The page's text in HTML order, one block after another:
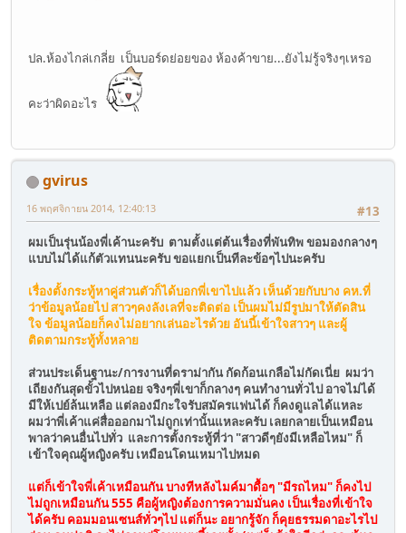
ปล.ห้องไกล่เกลี่ย เป็นบอร์ดย่อยของ ห้องค้าขาย...ยังไม่รู้จริงๆเหรอ
คะว่าผิดอะไร
gvirus
#13
16 พฤศจิกายน 2014, 12:40:13
ผมเป็นรุ่นน้องพี่เค้านะครับ ตามตั้งแต่ต้นเรื่องที่พันทิพ ขอมองกลางๆ
แบบไม่ได้แก้ตัวแทนนะครับ ขอแยกเป็นทีละข้อๆไปนะครับ
เรื่องตั้งกระทู้หาคู่ส่วนตัวก็ได้บอกพี่เขาไปแล้ว เห็นด้วยกับบาง คห.ที่
ว่าข้อมูลน้อยไป สาวๆคงลังเลที่จะติดต่อ เป็นผมไม่มีรูปมาให้ตัดสิน
ใจ ข้อมูลน้อยก็คงไม่อยากเล่นอะไรด้วย อันนี้เข้าใจสาวๆ และผู้
ติดตามกระทู้ทั้งหลาย
ส่วนประเด็นฐานะ/การงานที่ดราม่ากัน กัดก้อนเกลือไม่กัดเนี่ย ผมว่า
เถียงกันสุดขั้วไปหน่อย จริงๆพี่เขาก็กลางๆ คนทำงานทั่วไป อาจไม่ได้
มีให้เปย์ล้นเหลือ แต่ลองมีกะใจรับสมัครแฟนได้ ก็คงดูแลได้แหละ
ผมว่าพี่เค้าแค่สื่อออกมาไม่ถูกเท่านั้นแหละครับ เลยกลายเป็นเหมือน
พาลว่าคนอื่นไปทั่ว และการตั้งกระทู้ที่ว่า "สาวดีๆยังมีเหลือไหม" ก็
เข้าใจคุณผู้หญิงครับ เหมือนโดนเหมาไปหมด
แต่ก็เข้าใจพี่เค้าเหมือนกัน บางทีหลังไมค์มาดื้อๆ "มีรถไหม" ก็คงไป
ไม่ถูกเหมือนกัน 555 คือผู้หญิงต้องการความมั่นคง เป็นเรื่องที่เข้าใจ
ได้ครับ คอมมอนเซนส์ทั่วๆไป แต่ก็นะ อยากรู้จัก ก็คุยธรรมดาอะไรไป